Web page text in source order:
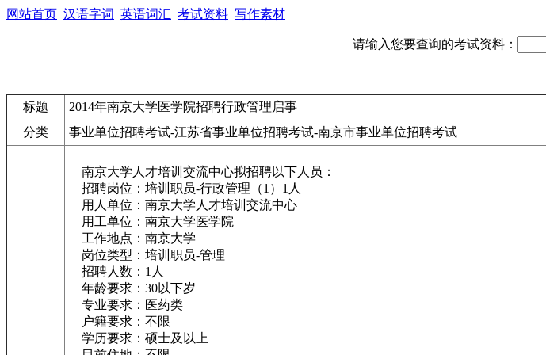
网站首页 汉语字词 英语词汇 考试资料 写作素材
请输入您要查询的考试资料：
标题
2014年南京大学医学院招聘行政管理启事
分类
事业单位招聘考试-江苏省事业单位招聘考试-南京市事业单位招聘考试
南京大学人才培训交流中心拟招聘以下人员：
招聘岗位：培训职员-行政管理（1）1人
用人单位：南京大学人才培训交流中心
用工单位：南京大学医学院
工作地点：南京大学
岗位类型：培训职员-管理
招聘人数：1人
年龄要求：30以下岁
专业要求：医药类
户籍要求：不限
学历要求：硕士及以上